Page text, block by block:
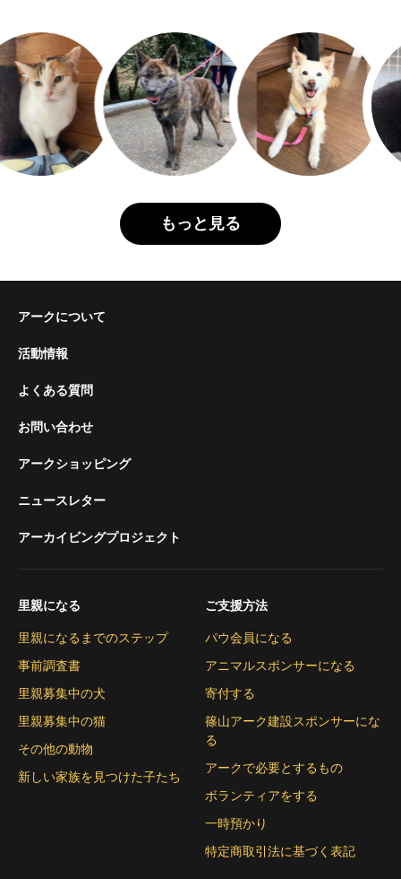
もっと見る
アークについて
活動情報
よくある質問
お問い合わせ
アークショッピング
ニュースレター
アーカイビングプロジェクト
里親になる
里親になるまでのステップ
事前調査書
里親募集中の犬
里親募集中の猫
その他の動物
新しい家族を見つけた子たち
ご支援方法
パウ会員になる
アニマルスポンサーになる
寄付する
篠山アーク建設スポンサーにな
る
アークで必要とするもの
ボランティアをする
一時預かり
特定商取引法に基づく表記